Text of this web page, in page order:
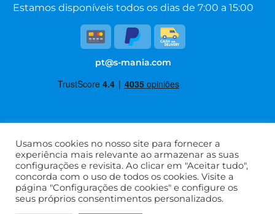
Estamos disponíveis todos os dias de 7:00 a 15:00
pt@s-mania.com
Termos de serviço
Política de privacidade
Perguntas frequentes
Sobre nós
Contacte-Nos
Usamos cookies no nosso site para fornecer a
experiência mais relevante ao armazenar as suas
configurações e revisita. Ao clicar em "Aceitar tudo",
concorda com o uso de todos os cookies. Visite a
página "Configurações de cookies" e configure os
seus próprios consentimentos personalizados.